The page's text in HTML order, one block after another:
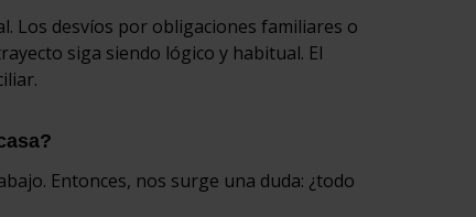
Los desvíos por obligaciones familiares o
siga siendo lógico y habitual. El
Entonces, nos surge una duda: ¿todo